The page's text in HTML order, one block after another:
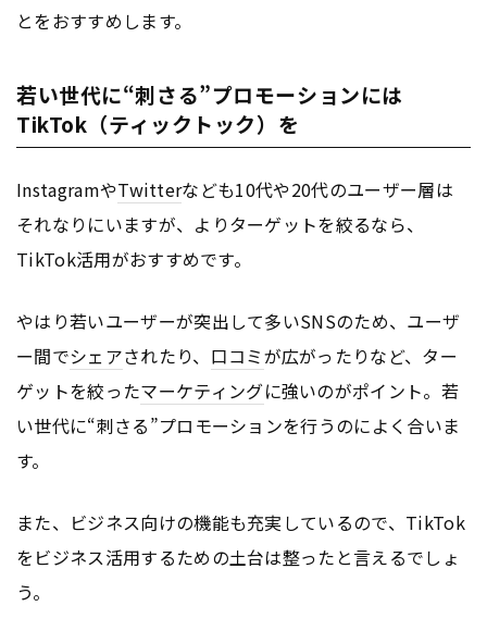
とをおすすめします。
若い世代に“刺さる”プロモーションには
TikTok（ティックトック）を
InstagramやTwitterなども10代や20代のユーザー層は
それなりにいますが、よりターゲットを絞るなら、
TikTok活用がおすすめです。
やはり若いユーザーが突出して多いSNSのため、ユーザ
ー間でシェアされたり、 口コミが広がったりなど、ター
ゲットを絞ったマーケティングに強いのがポイント。若
い世代に“刺さる”プロモーションを行うのによく合いま
す。
また、ビジネス向けの機能も充実しているので、TikTok
をビジネス活用するための土台は整ったと言えるでしょ
う。